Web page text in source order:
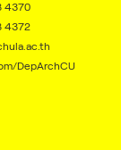
4370
4372
DepArchCU